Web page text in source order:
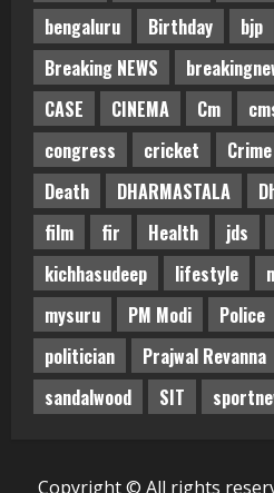
bengaluru
Birthday bjp
Breaking NEWS
CASE
CINEMA Cm
congress
cricket Crime
Death
DHARMASTALA
film
fir Health jds
kichhasudeep
lifestyle
mysuru
PM Modi Police
politician
Prajwal Revanna
sandalwood
SIT
Copyright © All rights